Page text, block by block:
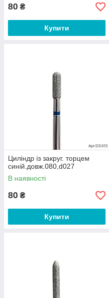
80 ₴
Купити
Циліндр із закруг. торцем
синій.довж.080,d027
В наявності
80 ₴
Купити